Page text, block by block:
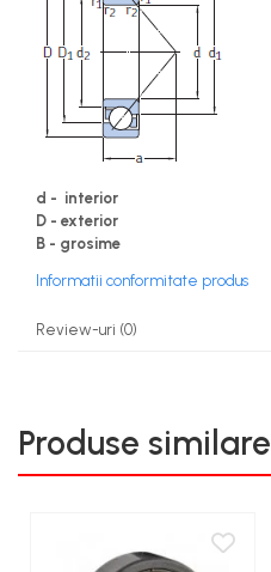
d - interior
D - exterior
B - grosime
Informatii conformitate produs
Review-uri (0)
Produse similare